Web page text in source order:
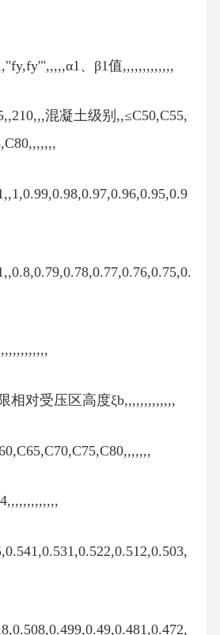
、β1值,,,,,,,,,,,,,
混凝土级别,,≤C50,C55,
相对受压区高度ξb,,,,,,,,,,,,,